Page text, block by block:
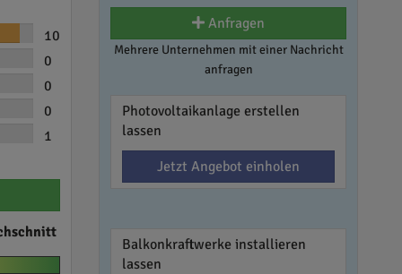
10
0
0
0
1
Anfragen
Mehrere Unternehmen mit einer Nachricht
anfragen
Photovoltaikanlage erstellen
lassen
Jetzt Angebot einholen
Balkonkraftwerke installieren
lassen